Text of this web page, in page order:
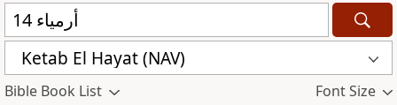
Ketab El Hayat (NAV)
Bible Book List Font Size